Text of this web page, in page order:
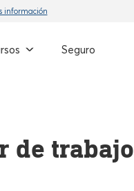
información
Seguro
de trabajo